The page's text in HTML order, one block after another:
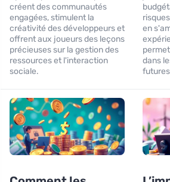
créent des communautés
engagées, stimulent la
créativité des développeurs et
offrent aux joueurs des leçons
précieuses sur la gestion des
ressources et l'interaction
sociale.
en
dans